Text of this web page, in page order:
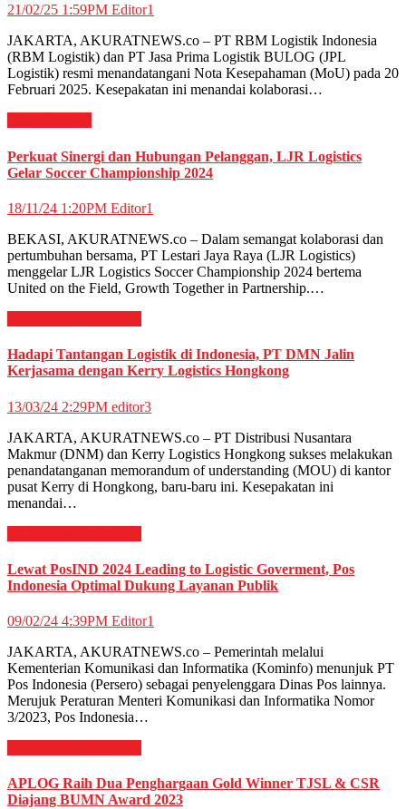
21/02/25 1:59PM Editor1
JAKARTA, AKURATNEWS.co – PT RBM Logistik Indonesia
(RBM Logistik) dan PT Jasa Prima Logistik BULOG (JPL
Logistik) resmi menandatangani Nota Kesepahaman (MoU) pada 20
Februari 2025. Kesepakatan ini menandai kolaborasi…
Perkuat Sinergi dan Hubungan Pelanggan, LJR Logistics
Gelar Soccer Championship 2024
18/11/24 1:20PM Editor1
BEKASI, AKURATNEWS.co – Dalam semangat kolaborasi dan
pertumbuhan bersama, PT Lestari Jaya Raya (LJR Logistics)
menggelar LJR Logistics Soccer Championship 2024 bertema
United on the Field, Growth Together in Partnership.…
Hadapi Tantangan Logistik di Indonesia, PT DMN Jalin
Kerjasama dengan Kerry Logistics Hongkong
13/03/24 2:29PM editor3
JAKARTA, AKURATNEWS.co – PT Distribusi Nusantara
Makmur (DNM) dan Kerry Logistics Hongkong sukses melakukan
penandatanganan memorandum of understanding (MOU) di kantor
pusat Kerry di Hongkong, baru-baru ini. Kesepakatan ini
menandai…
Lewat PosIND 2024 Leading to Logistic Goverment, Pos
Indonesia Optimal Dukung Layanan Publik
09/02/24 4:39PM Editor1
JAKARTA, AKURATNEWS.co – Pemerintah melalui
Kementerian Komunikasi dan Informatika (Kominfo) menunjuk PT
Pos Indonesia (Persero) sebagai penyelenggara Dinas Pos lainnya.
Merujuk Peraturan Menteri Komunikasi dan Informatika Nomor
3/2023, Pos Indonesia…
APLOG Raih Dua Penghargaan Gold Winner TJSL & CSR
Diajang BUMN Award 2023